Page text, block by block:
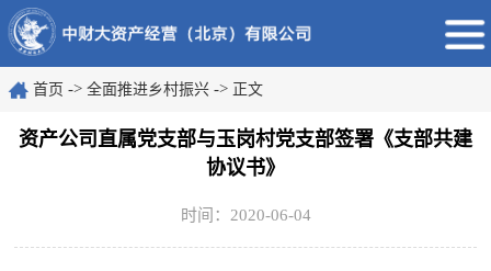
首页 -> 全面推进乡村振兴 -> 正文
资产公司直属党支部与玉岗村党支部签署《支部共建
协议书》
时间：2020-06-04